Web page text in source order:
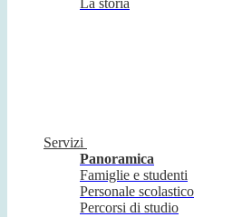
La storia
Servizi
Panoramica
Famiglie e studenti
Personale scolastico
Percorsi di studio